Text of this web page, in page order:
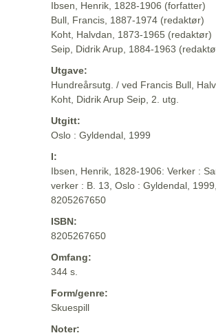
Ibsen, Henrik, 1828-1906 (forfatter)
Bull, Francis, 1887-1974 (redaktør)
Koht, Halvdan, 1873-1965 (redaktør)
Seip, Didrik Arup, 1884-1963
Utgave:
Hundreårsutg. / ved Francis Bull,
Koht, Didrik Arup Seip, 2. utg.
Utgitt:
Oslo : Gyldendal, 1999
I:
Ibsen, Henrik, 1828-1906: Verker :
verker : B. 13, Oslo : Gyldendal,
8205267650
ISBN:
8205267650
Omfang:
344 s.
Form/genre:
Skuespill
Noter: